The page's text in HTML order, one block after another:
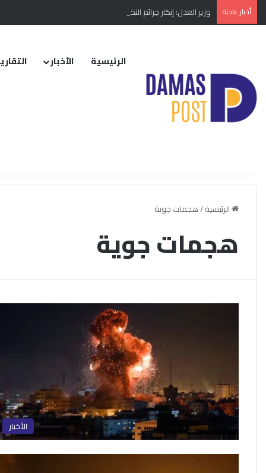
أخبار عاجلة وزير العدل: إنكار جرائم النظام البائد أو تبريرها مخالفة
الرئيسية الأخبار
الرئيسية/هجمات جوية
هجمات جوية
الأخبار